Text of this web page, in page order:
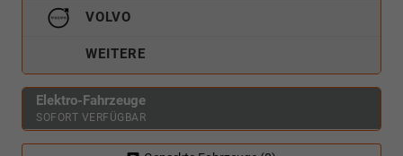
VOLVO
WEITERE
Elektro-Fahrzeuge
SOFORT VERFÜGBAR